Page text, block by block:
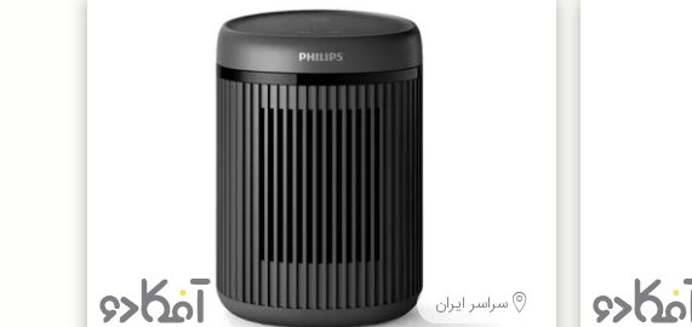
سراسر ایران